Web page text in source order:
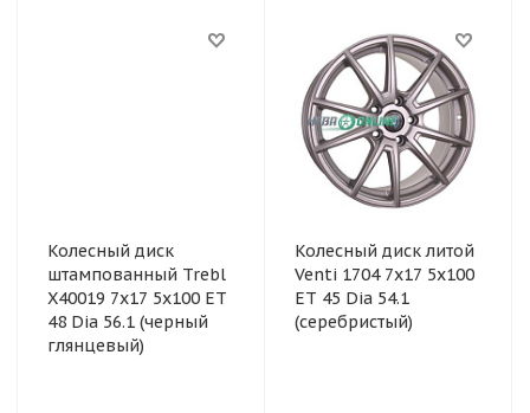
Колесный диск
штампованный Trebl
X40019 7x17 5x100 ET
48 Dia 56.1 (черный
глянцевый)
Колесный диск литой
Venti 1704 7x17 5x100
ET 45 Dia 54.1
(серебристый)